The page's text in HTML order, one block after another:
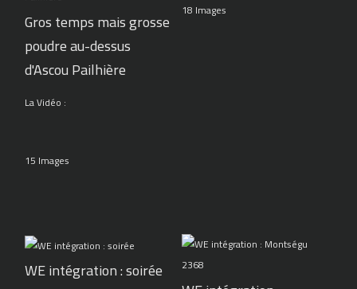
Gros temps mais grosse
poudre au-dessus
d'Ascou Pailhière
La Vidéo :
15 Images
18 Images
WE intégration : soirée